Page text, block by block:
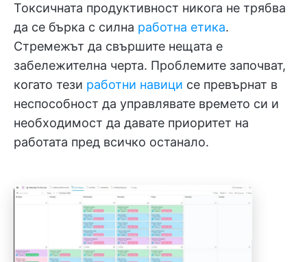
Токсичната продуктивност никога не трябва
да се бърка с силна работна етика.
Стремежът да свършите нещата е
забележителна черта. Проблемите започват,
когато тези работни навици се превърнат в
неспособност да управлявате времето си и
необходимост да давате приоритет на
работата пред всичко останало.